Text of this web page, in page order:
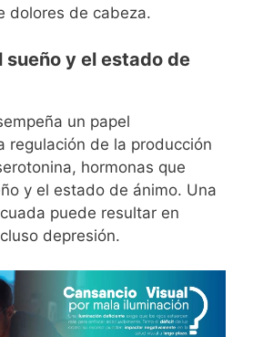
dolores de cabeza.
sueño y el estado de
un papel
regulación de la producción
hormonas que
y el estado de ánimo. Una
puede resultar en
depresión.